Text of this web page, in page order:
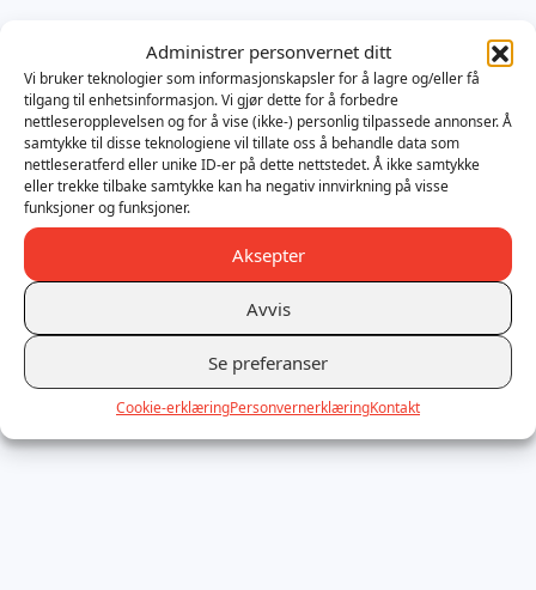
Administrer personvernet ditt
Vi bruker teknologier som informasjonskapsler for å lagre og/eller få
tilgang til enhetsinformasjon. Vi gjør dette for å forbedre
nettleseropplevelsen og for å vise (ikke-) personlig tilpassede annonser. Å
samtykke til disse teknologiene vil tillate oss å behandle data som
nettleseratferd eller unike ID-er på dette nettstedet. Å ikke samtykke
eller trekke tilbake samtykke kan ha negativ innvirkning på visse
funksjoner og funksjoner.
Aksepter
Avvis
Se preferanser
Cookie-erklæringPersonvernerklæringKontakt